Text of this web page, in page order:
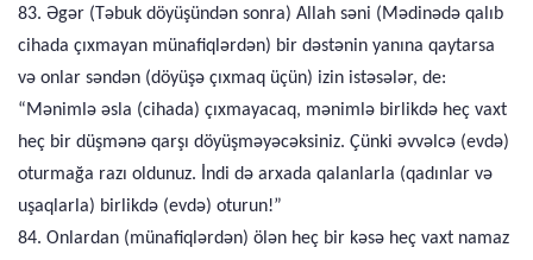
83. Əgər (Təbuk döyüşündən sonra) Allah səni (Mədinədə qalıb
cihada çıxmayan münafiqlərdən) bir dəstənin yanına qaytarsa
və onlar səndən (döyüşə çıxmaq üçün) izin istəsələr, de:
“Mənimlə əsla (cihada) çıxmayacaq, mənimlə birlikdə heç vaxt
heç bir düşmənə qarşı döyüşməyəcəksiniz. Çünki əvvəlcə (evdə)
oturmağa razı oldunuz. İndi də arxada qalanlarla (qadınlar və
uşaqlarla) birlikdə (evdə) oturun!”
84. Onlardan (münafiqlərdən) ölən heç bir kəsə heç vaxt namaz